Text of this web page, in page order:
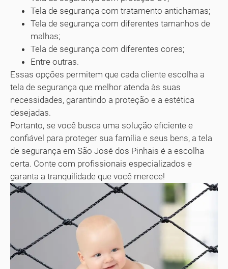
Tela de segurança com tratamento antichamas;
Tela de segurança com diferentes tamanhos de
malhas;
Tela de segurança com diferentes cores;
Entre outras.
Essas opções permitem que cada cliente escolha a
tela de segurança que melhor atenda às suas
necessidades, garantindo a proteção e a estética
desejadas.
Portanto, se você busca uma solução eficiente e
confiável para proteger sua família e seus bens, a tela
de segurança em São José dos Pinhais é a escolha
certa. Conte com profissionais especializados e
garanta a tranquilidade que você merece!